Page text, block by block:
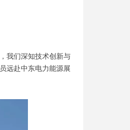
我们深知技术创新与
远赴中东电力能源展